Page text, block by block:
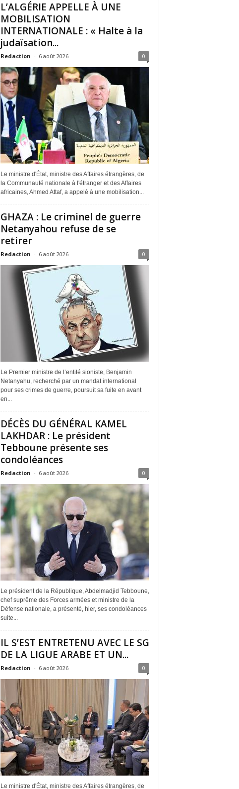
L’ALGÉRIE APPELLE À UNE
MOBILISATION
INTERNATIONALE : « Halte à la
judaïsation...
Redaction - 6 août 2026 0
Le ministre d'État, ministre des Affaires étrangères, de
la Communauté nationale à l'étranger et des Affaires
africaines, Ahmed Attaf, a appelé à une mobilisation...
GHAZA : Le criminel de guerre
Netanyahou refuse de se
retirer
Redaction - 6 août 2026 0
Le Premier ministre de l’entité sioniste, Benjamin
Netanyahu, recherché par un mandat international
pour ses crimes de guerre, poursuit sa fuite en avant
en...
DÉCÈS DU GÉNÉRAL KAMEL
LAKHDAR : Le président
Tebboune présente ses
condoléances
Redaction - 6 août 2026 0
Le président de la République, Abdelmadjid Tebboune,
chef suprême des Forces armées et ministre de la
Défense nationale, a présenté, hier, ses condoléances
suite...
IL S’EST ENTRETENU AVEC LE SG
DE LA LIGUE ARABE ET UN...
Redaction - 6 août 2026 0
Le ministre d'État, ministre des Affaires étrangères, de